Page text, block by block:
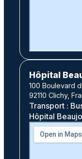
Hôpital
100 Boulevard
92110 Clichy,
Transport :
Hôpital